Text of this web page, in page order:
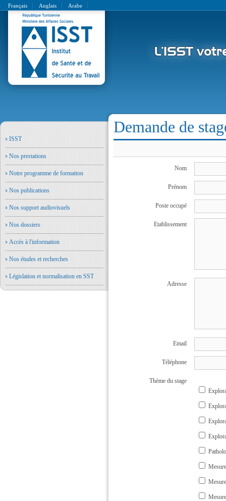
Français Anglais Arabe
ISST
Nos prestations
Notre programme de formation
Nos publications
Nos support audiovisuels
Nos dossiers
Accés à l'information
Nos études et recherches
Législation et normalisation en SST
Demande de
Nom
Prénom
Poste occupé
Etablissement
Adresse
Email
Téléphone
Thème du stage